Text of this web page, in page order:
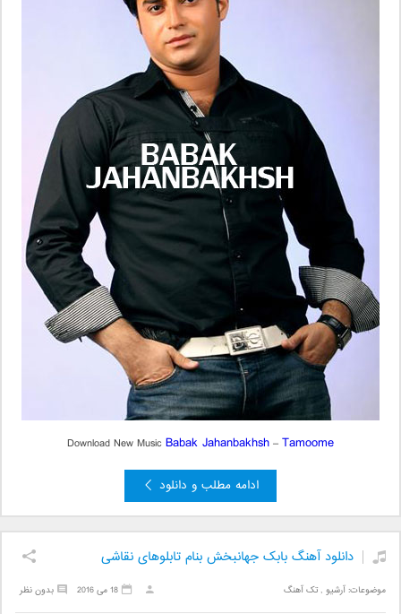
Download New MusicBabak Jahanbakhsh–Tamoome
ادامه مطلب و دانلود
دانلود آهنگ بابک جهانبخش بنام تابلوهای نقاشی
موضوعات:آرشیو ,تک آهنگ بدون نظر 18 می 2016